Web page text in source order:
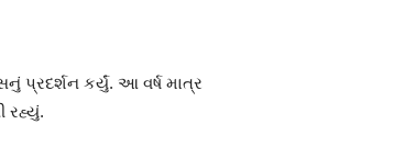
પ્રદર્શન કર્યું. આ વર્ષ માત્ર
રહ્યું.